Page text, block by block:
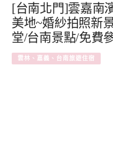
[台南北門]雲嘉南
美地~婚紗拍照新
堂/台南景點/免費
雲林、嘉義、台南旅遊住宿